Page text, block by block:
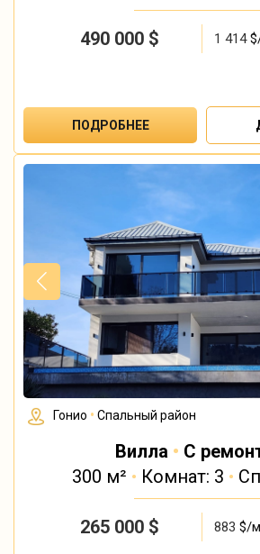
490 000$ 1 414
ПОДРОБНЕЕ
Гонио • Спальный район
Вилла • С
300 м² • Комнат: 3 •
265 000$ 883 $/